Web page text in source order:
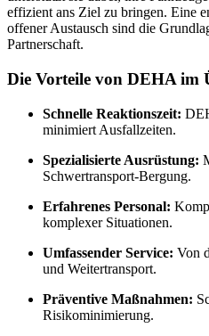
effizient ans Ziel zu bringen. Eine
offener Austausch sind die
Partnerschaft.
Die Vorteile von DEHA im
Schnelle Reaktionszeit:
minimiert Ausfallzeiten.
Spezialisierte Ausrüstung:
Schwertransport-Bergung.
Erfahrenes Personal:
komplexer Situationen.
Umfassender Service: Von
und Weitertransport.
Präventive Maßnahmen:
Risikominimierung.